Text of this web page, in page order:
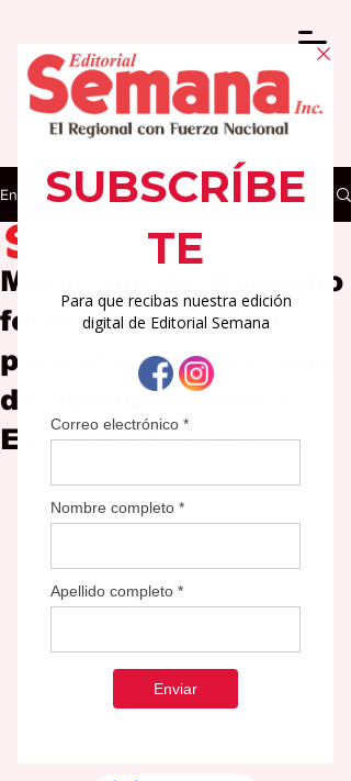
Entrada
Municipio de Naguabo
formaliza acuerdo
para atender la crisis
de opioides junto a
Estancia Serena
2 min de lectura